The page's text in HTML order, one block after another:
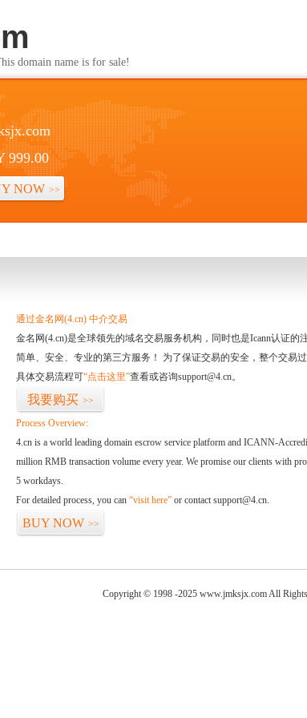
domain name is for sale!
999.00
NOW >>
通过金名网(4.cn) 中介交易
金名网(4.cn)是全球领先的域名交易服务机构，同时也是Icann认证
简单、安全、专业的第三方服务！ 为了保证交易的安全，整个交易过
具体交易流程可“点击这里”查看或咨询support@4.cn。
我要购买 >>
Process Overview:
4.cn is a world leading domain escrow service platform and ICANN-
million RMB transaction volume every year. We promise our clients with
5 workdays.
For detailed process, you can “visit here” or contact support@4.cn.
BUY NOW >>
Copyright © 1998 -2025 www.jmksjx.com All